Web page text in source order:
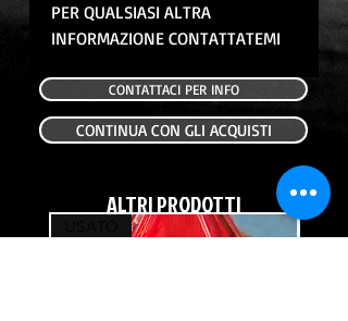
PER QUALSIASI ALTRA
INFORMAZIONE CONTATTATEMI
CONTATTACI PER INFO
CONTINUA CON GLI ACQUISTI
ALTRI PRODOTTI